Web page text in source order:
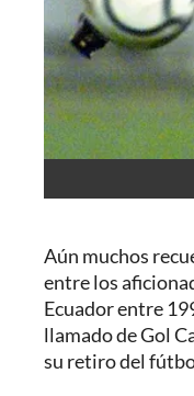
Aún muchos
entre los
Ecuador entre
llamado de Gol
su retiro del